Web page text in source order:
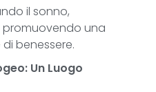
il sonno,
promuovendo una
benessere.
Un Luogo